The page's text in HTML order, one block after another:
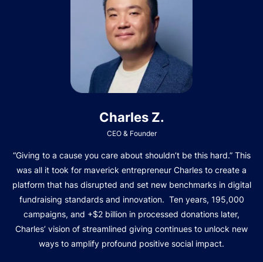
Charles Z.
CEO & Founder
“Giving to a cause you care about shouldn’t be this hard.” This
was all it took for maverick entrepreneur Charles to create a
platform that has disrupted and set new benchmarks in digital
fundraising standards and innovation. Ten years, 195,000
campaigns, and +$2 billion in processed donations later,
Charles’ vision of streamlined giving continues to unlock new
ways to amplify profound positive social impact.